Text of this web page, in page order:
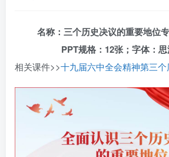
名称：三个历史决议的重要地位
PPT规格：12张；字体：思
相关课件>>十九届六中全会精神第三